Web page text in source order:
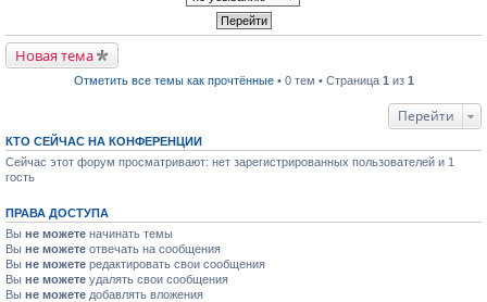
в
о
м
р
о
ч
н
н
о
м
у
с
о
Новая тема
Отметить все темы как прочтённые• 0 тем • Страница 1 из 1
Перейти
КТО СЕЙЧАС НА КОНФЕРЕНЦИИ
Сейчас этот форум просматривают: нет зарегистрированных пользователей и 1
гость
ПРАВА ДОСТУПА
Вы не можете начинать темы
Вы не можете отвечать на сообщения
Вы не можете редактировать свои сообщения
Вы не можете удалять свои сообщения
Вы не можете добавлять вложения